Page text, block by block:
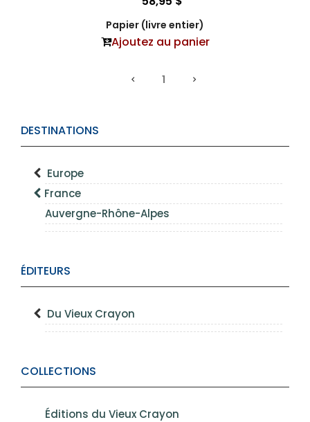
DESTINATIONS
Europe
France
Auvergne-Rhône-Alpes
ÉDITEURS
Du Vieux Crayon
COLLECTIONS
Éditions du Vieux Crayon
Papier (livre entier)
Ajoutez au panier
1